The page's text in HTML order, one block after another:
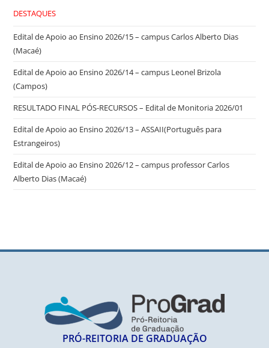
DESTAQUES
Edital de Apoio ao Ensino 2026/15 – campus Carlos Alberto Dias
(Macaé)
Edital de Apoio ao Ensino 2026/14 – campus Leonel Brizola
(Campos)
RESULTADO FINAL PÓS-RECURSOS – Edital de Monitoria 2026/01
Edital de Apoio ao Ensino 2026/13 – ASSAII(Português para
Estrangeiros)
Edital de Apoio ao Ensino 2026/12 – campus professor Carlos
Alberto Dias (Macaé)
PRÓ-REITORIA DE GRADUAÇÃO​